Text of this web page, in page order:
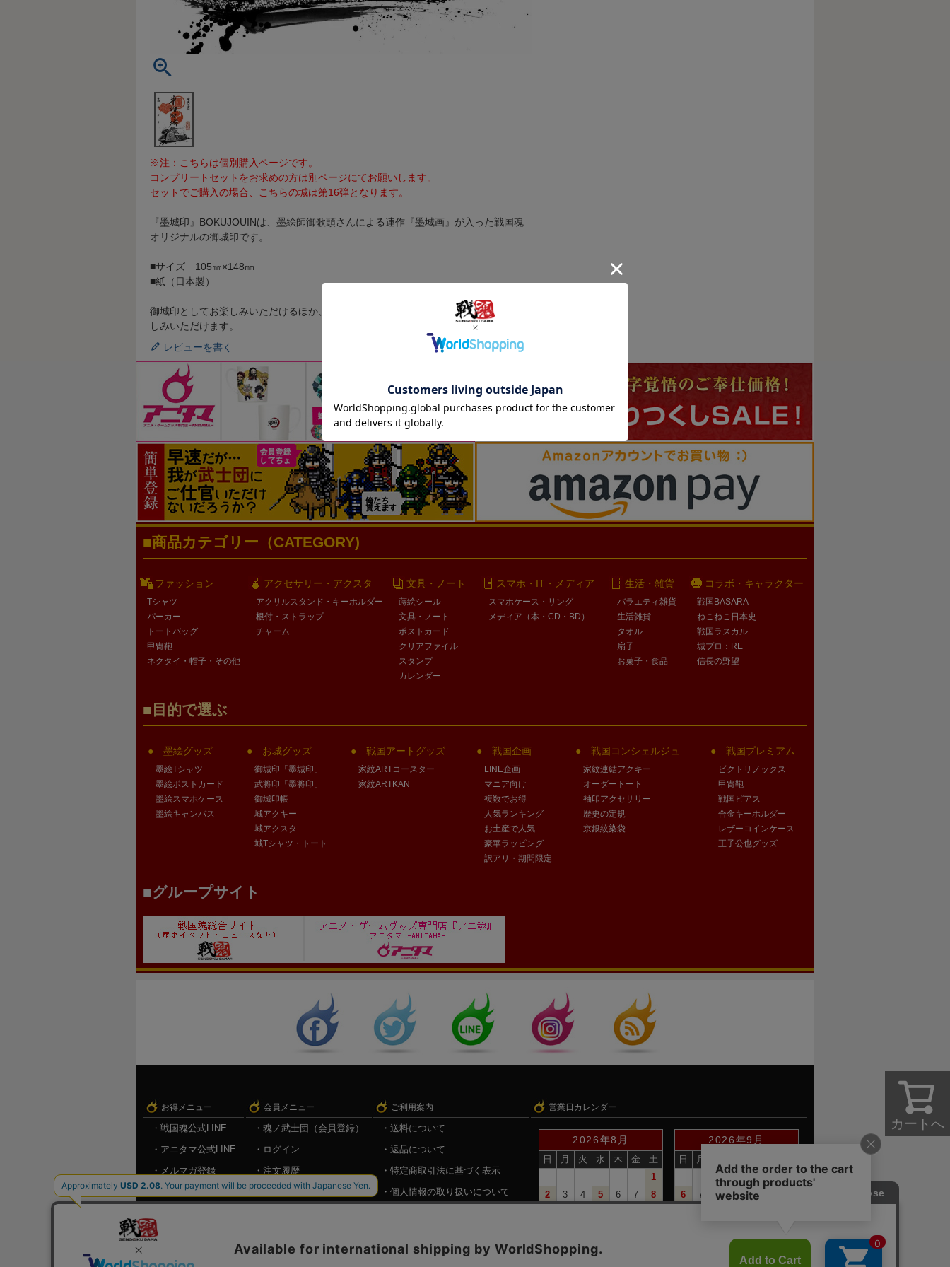
カートへ
※注：こちらは個別購入ページです。
コンプリートセットをお求めの方は別ページにてお願いします。
セットでご購入の場合、こちらの城は第16弾となります。
『墨城印』BOKUJOUINは、墨絵師御歌頭さんによる連作『墨城画』が入った戦国魂
オリジナルの御城印です。
■サイズ 105㎜×148㎜
■紙（日本製）
御城印としてお楽しみいただけるほか、ポストカードサイズのフレームに入れてお楽
しみいただけます。
レビューを書く
商品カテゴリー（CATEGORY)
ファッション
Tシャツ
パーカー
トートバッグ
甲冑鞄
ネクタイ・帽子・その他
アクセサリー・アクスタ
アクリルスタンド・キーホルダー
根付・ストラップ
チャーム
文具・ノート
蒔絵シール
文具・ノート
ポストカード
クリアファイル
スタンプ
カレンダー
スマホ・IT・メディア
スマホケース・リング
メディア（本・CD・BD）
生活・雑貨
バラエティ雑貨
生活雑貨
タオル
扇子
お菓子・食品
コラボ・キャラクター
戦国BASARA
ねこねこ日本史
戦国ラスカル
城プロ：RE
信長の野望
目的で選ぶ
墨絵グッズ
墨絵Tシャツ
墨絵ポストカード
墨絵スマホケース
墨絵キャンバス
お城グッズ
御城印「墨城印」
武将印「墨将印」
御城印帳
城アクキー
城アクスタ
城Tシャツ・トート
戦国アートグッズ
家紋ARTコースター
家紋ARTKAN
戦国企画
LINE企画
マニア向け
複数でお得
人気ランキング
お土産で人気
豪華ラッピング
訳アリ・期間限定
戦国コンシェルジュ
家紋連結アクキー
オーダートート
袖印アクセサリー
歴史の定規
京銀紋染袋
戦国プレミアム
ビクトリノックス
甲冑鞄
戦国ピアス
合金キーホルダー
レザーコインケース
正子公也グッズ
グループサイト
お得メニュー
戦国魂公式LINE
アニタマ公式LINE
メルマガ登録
キャンペーン情報
会員メニュー
魂ノ武士団（会員登録）
ログイン
注文履歴
お気に入り
ご利用案内
送料について
返品について
特定商取引法に基づく表示
個人情報の取り扱いについて
営業日カレンダー
2026年8月
日 月 火 水 木 金
土
1
2
3 4 5 6 7
8
23
24 25 26
2026年9月
日 月
1
2 3 4
5
6
7 8 9 10